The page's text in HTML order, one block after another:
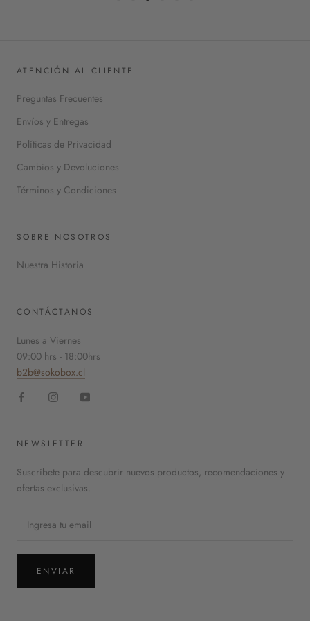
ATENCIÓN AL CLIENTE
Preguntas Frecuentes
Envíos y Entregas
Políticas de Privacidad
Cambios y Devoluciones
Términos y Condiciones
SOBRE NOSOTROS
Nuestra Historia
CONTÁCTANOS
Lunes a Viernes
09:00 hrs - 18:00hrs
b2b@sokobox.cl
NEWSLETTER
Suscríbete para descubrir nuevos productos, recomendaciones y
ofertas exclusivas.
ENVIAR